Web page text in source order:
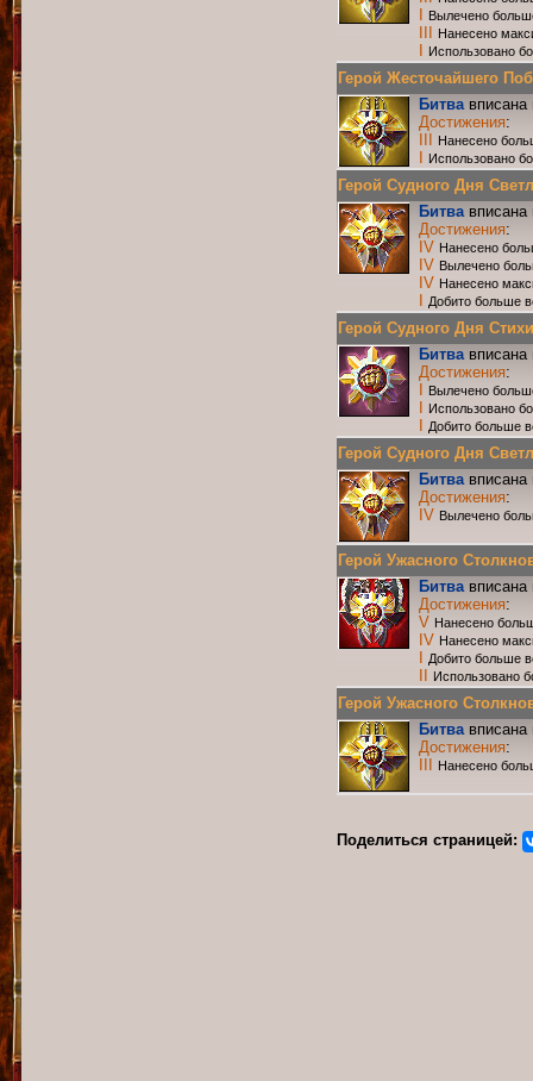
Вылечено
Нанесено
Использовано
Герой Жесточайшего
Битвавписана
Достижения:
Нанесено
Использовано
Герой Судного Дня
Битвавписана
Достижения:
IV Нанесено
IV Вылечено
IV Нанесено
Добито больше
Герой Судного Дня
Битвавписана
Достижения:
Вылечено
Использовано
Добито больше
Герой Судного Дня
Битвавписана
Достижения:
IV Вылечено
Герой Ужасного
Битвавписана
Достижения:
V Нанесено
IV Нанесено
Добито больше
Использовано
Герой Ужасного
Битвавписана
Достижения:
Нанесено
Поделиться страницей: